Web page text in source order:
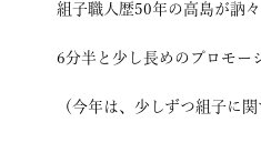
組子職人歴50年の高島が訥々
6分半と少し長めのプロモー
（今年は、少しずつ組子に